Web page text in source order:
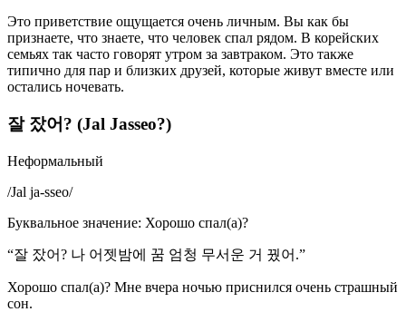
Это приветствие ощущается очень личным. Вы как бы
признаете, что знаете, что человек спал рядом. В корейских
семьях так часто говорят утром за завтраком. Это также
типично для пар и близких друзей, которые живут вместе или
остались ночевать.
잘 잤어? (Jal Jasseo?)
Неформальный
/Jal ja-sseo/
Буквальное значение: Хорошо спал(а)?
“잘 잤어? 나 어젯밤에 꿈 엄청 무서운 거 꿨어.”
Хорошо спал(а)? Мне вчера ночью приснился очень страшный
сон.